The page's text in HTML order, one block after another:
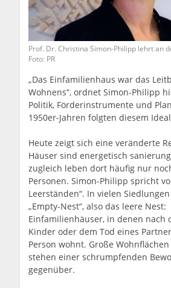
Prof. Dr. Christina Simon-Philipp lehrt an
Foto: PR
„Das Einfamilienhaus war das
Wohnens“, ordnet Simon-Philipp
Politik, Förderinstrumente und
1950er-Jahren folgten diesem
Heute zeigt sich eine veränderte
Häuser sind energetisch
zugleich leben dort häufig nur
Personen. Simon-Philipp spricht
Leerständen“. In vielen
„Empty-Nest“, also das leere Nest:
Einfamilienhäuser, in denen nach
Kinder oder dem Tod eines
Person wohnt. Große
stehen einer schrumpfenden
gegenüber.